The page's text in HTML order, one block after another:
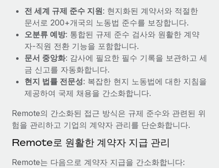
법인 설립
법인 설립을 빠르고 준법적으로 지원
글로벌 인재 이동 및 전근
직원 해외 이전을 간편하게 처리
복리후생
손쉬운 직원 복리후생 관리
계약직 관리와 급여 업무를 위해 Remote와 전략적 파
트너십을 맺은 Reverse Tech
Reverse Tech 한눈에 보기 건강 및 웰니스 스타트업인 Reverse
Tech는 Remote와 파트너십을 맺고 글로벌 계약직 인력 및 미국
급여 관리를 통해 국제 노동법...
계약자 관리
세금
블로그 둘러보기
블로그
Remote Contractor Management Plus
장 적합 사람을 찾아 채용 및 관리하고 급여를 지급하도록 돕는 것
전 세계 규제 준수 지원: 현지화된 계약서와 적절한
문서로 200+개국의 노동법 준수를 보장합니다.
오분류 예방: 통합된 규제 준수 검사와 원활한 계약
자-직원 전환 기능을 포함합니다.
문서 중앙화: 감사에 필요한 필수 기록을 보관하고 세
금 신고를 자동화합니다.
현지 법률 전문성: 복잡한 현지 노동법에 대한 지침을
제공하여 국제 채용을 간소화합니다.
Remote의 간소화된 접근 방식은 규제 준수와 관련된 위
험을 관리하고 기업의 계약자 관리를 단순화합니다.
Remote로 원활한 계약자 지급 관리
Remote는 다음으로 계약자 지급을 간소화합니다: